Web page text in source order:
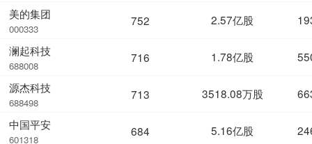
美的集团
000333
澜起科技
688008
源杰科技
688498
中国平安
601318
752 2.57亿股
716 1.78亿股
713 3518.08万股
684 5.16亿股